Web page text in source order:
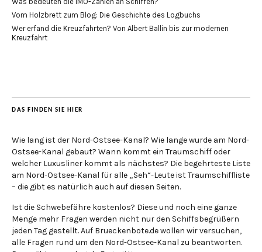
Vom Holzbrett zum Blog: Die Geschichte des Logbuchs
Wer erfand die Kreuzfahrten? Von Albert Ballin bis zur modernen
Kreuzfahrt
DAS FINDEN SIE HIER
Wie lang ist der Nord-Ostsee-Kanal? Wie lange wurde am Nord-
Ostsee-Kanal gebaut? Wann kommt ein Traumschiff oder
welcher Luxusliner kommt als nächstes? Die begehrteste Liste
am Nord-Ostsee-Kanal für alle „Seh“-Leute ist Traumschiffliste
– die gibt es natürlich auch auf diesen Seiten.
Ist die Schwebefähre kostenlos? Diese und noch eine ganze
Menge mehr Fragen werden nicht nur den Schiffsbegrüßern
jeden Tag gestellt. Auf Brueckenbote.de wollen wir versuchen,
alle Fragen rund um den Nord-Ostsee-Kanal zu beantworten.